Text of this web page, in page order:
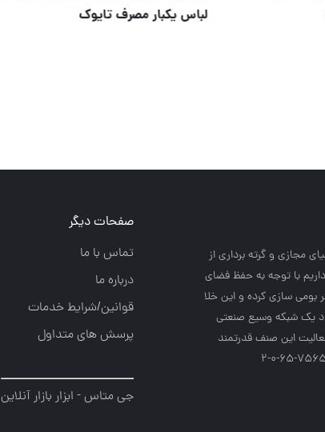
دستکش استرج پاکستانی
مجازي و گرته برداري از
با توجه به حفظ فضاي
بومي سازي كرده و اين خلا
يك شبكه وسيع صنعتي
اين صنف قدرتمند
صفحات دیگر
تماس با ما
درباره ما
قوانین/شرایط خدمات
پرسش های متداول
جی متاس - ابزار بازار آنلاین